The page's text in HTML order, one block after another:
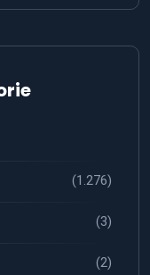
(1.276)
(3)
(2)